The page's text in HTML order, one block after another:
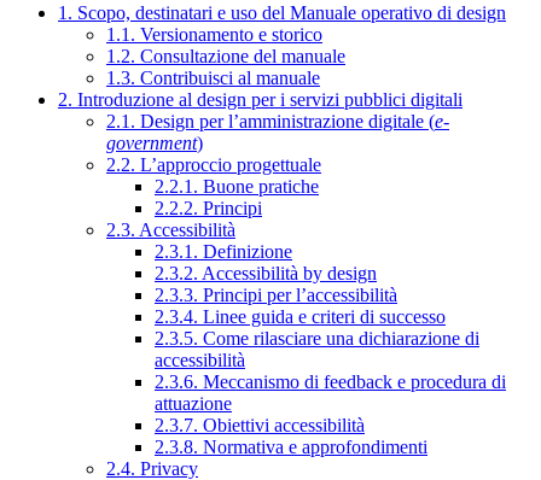
1. Scopo, destinatari e uso del Manuale operativo di design
1.1. Versionamento e storico
1.2. Consultazione del manuale
1.3. Contribuisci al manuale
2. Introduzione al design per i servizi pubblici digitali
2.1. Design per l’amministrazione digitale (e-
government)
2.2. L’approccio progettuale
2.2.1. Buone pratiche
2.2.2. Principi
2.3. Accessibilità
2.3.1. Definizione
2.3.2. Accessibilità by design
2.3.3. Principi per l’accessibilità
2.3.4. Linee guida e criteri di successo
2.3.5. Come rilasciare una dichiarazione di
accessibilità
2.3.6. Meccanismo di feedback e procedura di
attuazione
2.3.7. Obiettivi accessibilità
2.3.8. Normativa e approfondimenti
2.4. Privacy